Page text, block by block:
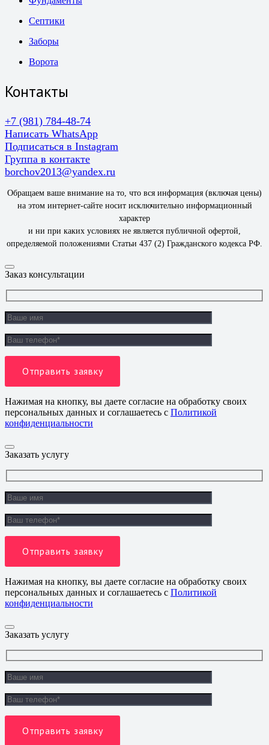
Септики
Заборы
Ворота
Контакты
+7 (981) 784-48-74
Написать WhatsApp
Подписаться в Instagram
Группа в контакте
borchov2013@yandex.ru
Обращаем ваше внимание на то, что вся информация (включая цены)
на этом интернет-сайте носит исключительно информационный
характер
и ни при каких условиях не является публичной офертой,
определяемой положениями Статьи 437 (2) Гражданского кодекса РФ.
Заказ консультации
Нажимая на кнопку, вы даете согласие на обработку своих
персональных данных и соглашаетесь с Политикой
конфиденциальности
Заказать услугу
Нажимая на кнопку, вы даете согласие на обработку своих
персональных данных и соглашаетесь с Политикой
конфиденциальности
Заказать услугу